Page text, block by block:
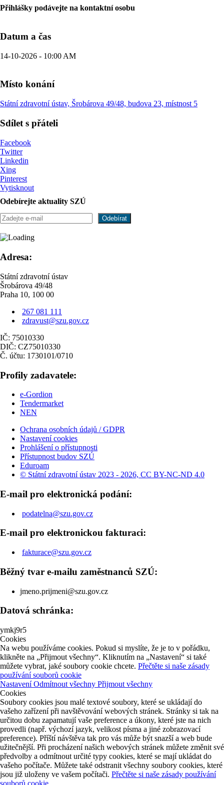
Přihlášky podávejte na kontaktní osobu
Datum a čas
14-10-2026 - 10:00 AM
Místo konání
Státní zdravotní ústav, Šrobárova 49/48, budova 23, místnost 5
Sdílet s přáteli
Facebook
Twitter
Linkedin
Xing
Pinterest
Vytisknout
Odebírejte aktuality SZÚ
Adresa:
Státní zdravotní ústav
Šrobárova 49/48
Praha 10, 100 00
267 081 111
zdravust@szu.gov.cz
IČ: 75010330
DIČ: CZ75010330
Č. účtu: 1730101/0710
Profily zadavatele:
e-Gordion
Tendermarket
NEN
Ochrana osobních údajů / GDPR
Nastavení cookies
Prohlášení o přístupnosti
Přístupnost budov SZÚ
Eduroam
© Státní zdravotní ústav 2023 - 2026, CC BY-NC-ND 4.0
E-mail pro elektronická podání:
podatelna@szu.gov.cz
E-mail pro elektronickou fakturaci:
fakturace@szu.gov.cz
Běžný tvar e-mailu zaměstnanců SZÚ:
jmeno.prijmeni@szu.gov.cz
Datová schránka:
ymkj9r5
Cookies
Na webu používáme cookies. Pokud si myslíte, že je to v pořádku,
klikněte na „Přijmout všechny“. Kliknutím na „Nastavení“ si také
můžete vybrat, jaké soubory cookie chcete. Přečtěte si naše zásady
používání souborů cookie
NastaveníOdmítnout všechny Přijmout všechny
Cookies
Soubory cookies jsou malé textové soubory, které se ukládají do
vašeho zařízení při navštěvování webových stránek. Stránky si tak na
určitou dobu zapamatují vaše preference a úkony, které jste na nich
provedli (např. výchozí jazyk, velikost písma a jiné zobrazovací
preference). Příští návštěva tak pro vás může být snazší a web bude
užitečnější. Při procházení našich webových stránek můžete změnit své
předvolby a odmítnout určité typy cookies, které se mají ukládat do
vašeho počítače. Můžete také odstranit všechny soubory cookies, které
jsou již uloženy ve vašem počítači. Přečtěte si naše zásady používání
souborů cookie